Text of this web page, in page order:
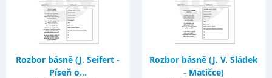
Rozbor básně (J. Seifert -
Píseň o...
Rozbor básně (J. V. Sládek
- Matičce)